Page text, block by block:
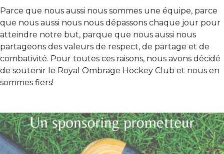
Parce que nous aussi nous sommes une équipe, parce
que nous aussi nous nous dépassons chaque jour pour
atteindre notre but, parque que nous aussi nous
partageons des valeurs de respect, de partage et de
combativité. Pour toutes ces raisons, nous avons décidé
de soutenir le Royal Ombrage Hockey Club et nous en
sommes fiers!